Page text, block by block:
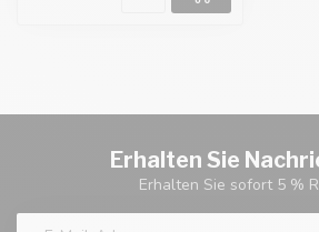
Erhalten Sie
Erhalten Sie sofort 5 %